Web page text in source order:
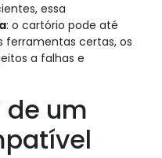
essa
: o cartório pode até
ferramentas certas, os
a falhas e
um